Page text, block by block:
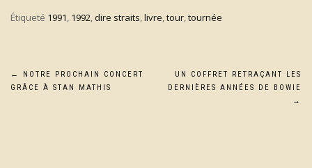
Étiqueté 1991 1992 dire straits livre tour tournée
Navigation
←
NOTRE PROCHAIN CONCERT
GRÂCE À STAN MATHIS
UN COFFRET RETRAÇANT LES
DERNIÈRES ANNÉES DE BOWIE
→